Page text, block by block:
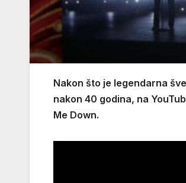
Nakon što je legendarna
nakon 40 godina, na
Me Down.